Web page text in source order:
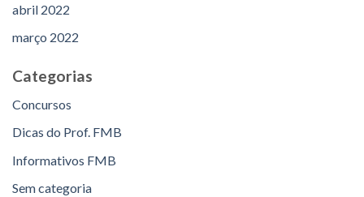
abril 2022
março 2022
Categorias
Concursos
Dicas do Prof. FMB
Informativos FMB
Sem categoria